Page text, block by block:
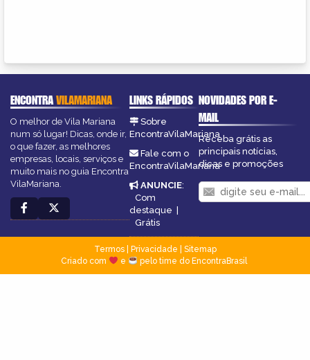
ENCONTRAVILAMARIANA
O melhor de Vila Mariana
num só lugar! Dicas, onde ir,
o que fazer, as melhores
empresas, locais, serviços e
muito mais no guia Encontra
VilaMariana.
LINKS RÁPIDOS
Sobre
EncontraVilaMariana
Fale com o
EncontraVilaMariana
ANUNCIE:
Com
destaque |
Grátis
NOVIDADES POR E-
MAIL
Receba grátis as
principais notícias,
dicas e promoções
Termos| Privacidade
Sitemap
Criado com
e pelo time do EncontraBrasil